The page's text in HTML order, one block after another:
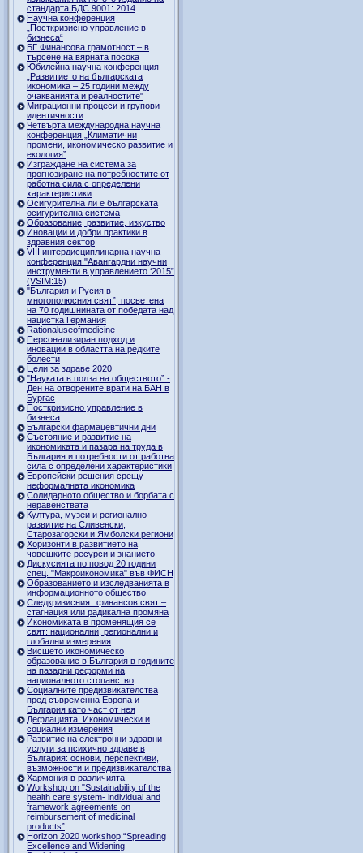
стандарта БДС 9001: 2014
Научна конференция
„Посткризисно управление в
бизнеса“
БГ Финансова грамотност – в
търсене на вярната посока
Юбилейна научна конференция
„Развитието на българската
икономика – 25 години между
очакванията и реалностите"
Миграционни процеси и групови
идентичности
Четвърта международна научна
конференция „Климатични
промени, икономическо развитие и
екология”
Изграждане на система за
прогнозиране на потребностите от
работна сила с определени
характеристики
Осигурителна ли е българската
осигурителна система
Образование, развитие, изкуство
Иновации и добри практики в
здравния сектор
VIII интердисциплинарна научна
конференция "Авангардни научни
инструменти в управлението ‘2015”
(VSIM:15)
"България и Русия в
многополюсния свят”, посветена
на 70 годишнината от победата над
нацистка Германия
Rationaluseofmedicine
Персонализиран подход и
иновации в областта на редките
болести
Цели за здраве 2020
"Науката в полза на обществото” -
Ден на отворените врати на БАН в
Бургас
Посткризисно управление в
бизнеса
Български фармацевтични дни
Състояние и развитие на
икономиката и пазара на труда в
България и потребности от работна
сила с определени характеристики
Европейски решения срещу
неформалната икономика
Солидарното общество и борбата с
неравенствата
Култура, музеи и регионално
развитие на Сливенски,
Старозагорски и Ямболски региони
Хоризонти в развитието на
човешките ресурси и знанието
Дискусията по повод 20 години
спец. "Макроикономика" във ФИСН
Образованието и изследванията в
информационното общество
Следкризисният финансов свят –
стагнация или радикална промяна
Икономиката в променящия се
свят: национални, регионални и
глобални измерения
Висшето икономическо
образование в България в годините
на пазарни реформи на
националното стопанство
Социалните предизвикателства
пред съвременна Европа и
България като част от нея
Дефлацията: Икономически и
социални измерения
Развитие на електронни здравни
услуги за психично здраве в
България: основи, перспективи,
възможности и предизвикателства
Хармония в различията
Workshop on "Sustainability of the
health care system- individual and
framework agreements on
reimbursement of medicinal
products”
Horizon 2020 workshop “Spreading
Excellence and Widening